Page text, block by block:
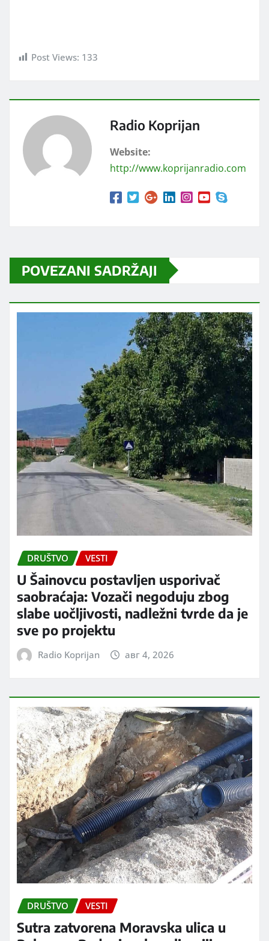
Post Views: 133
Radio Koprijan
Website:
http://www.koprijanradio.com
POVEZANI SADRŽAJI
DRUŠTVO VESTI
U Šainovcu postavljen usporivač
saobraćaja: Vozači negoduju zbog
slabe uočljivosti, nadležni tvrde da je
sve po projektu
Radio Koprijan авг 4, 2026
DRUŠTVO VESTI
Sutra zatvorena Moravska ulica u